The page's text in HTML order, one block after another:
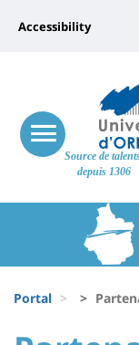
Source de
depuis 1306
Université
Recherche
responsive
menu
button
Université
vers
page
Accessibility
Université
Block
liste
d'Ariane
Portal